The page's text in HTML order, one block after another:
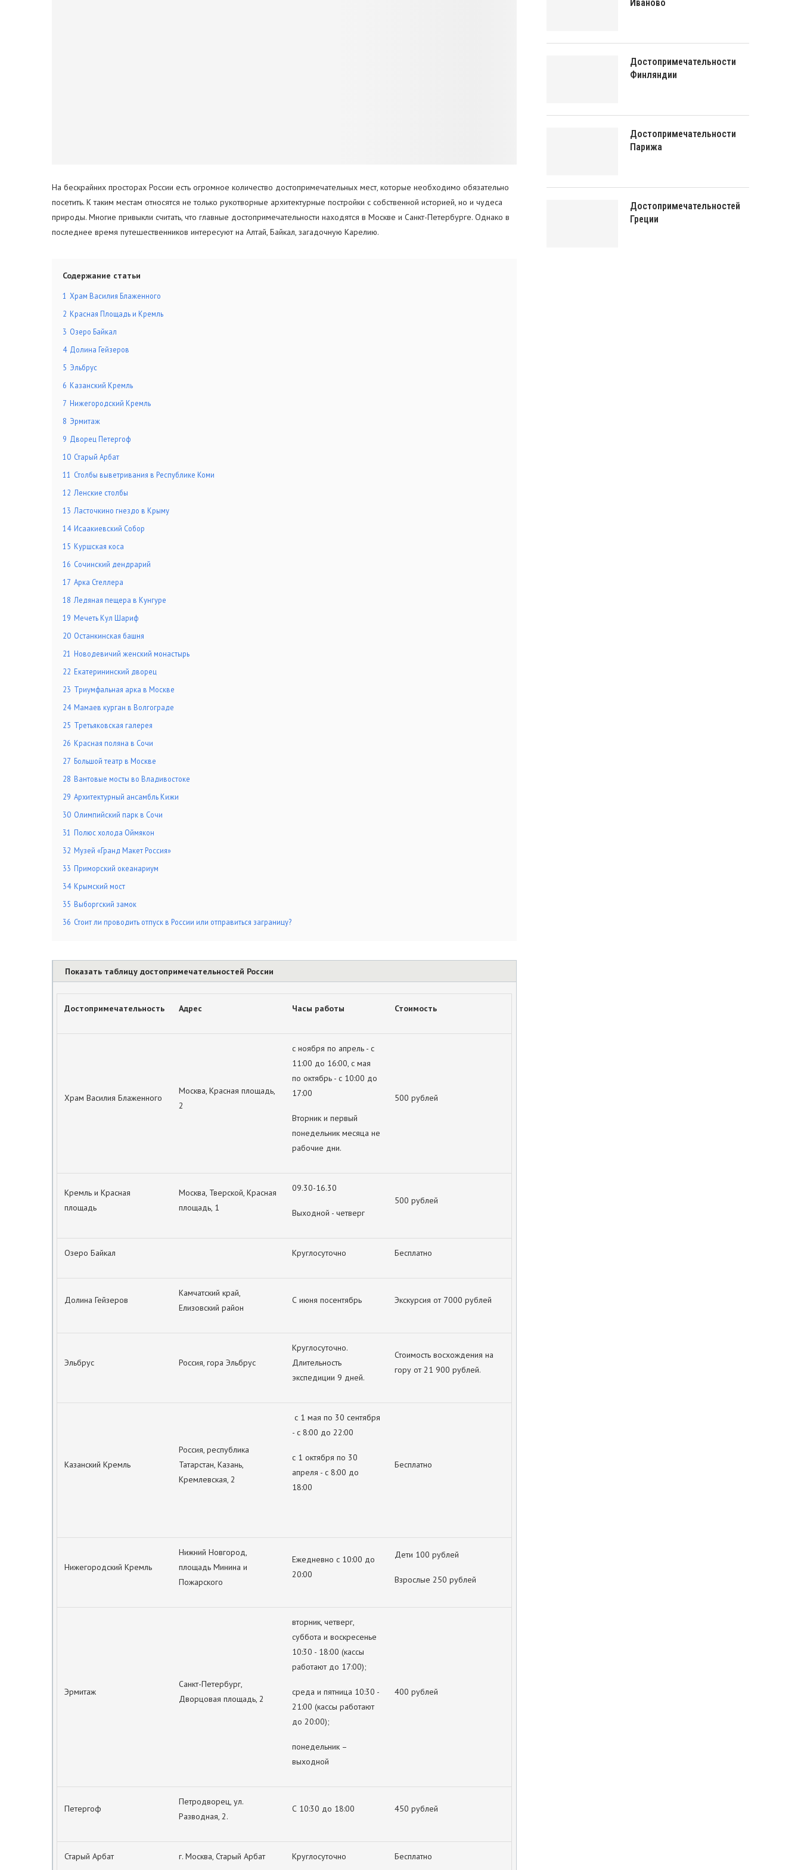
На бескрайних просторах России есть огромное количество достопримечательных мест, которые необходимо обязательно
посетить. К таким местам относятся не только рукотворные архитектурные постройки с собственной историей, но и чудеса
природы. Многие привыкли считать, что главные достопримечательности находятся в Москве и Санкт-Петербурге. Однако в
последнее время путешественников интересуют на Алтай, Байкал, загадочную Карелию.
Содержание статьи
1 Храм Василия Блаженного
2 Красная Площадь и Кремль
3 Озеро Байкал
4 Долина Гейзеров
5 Эльбрус
6 Казанский Кремль
7 Нижегородский Кремль
8 Эрмитаж
9 Дворец Петергоф
10 Старый Арбат
11 Столбы выветривания в Республике Коми
12 Ленские столбы
13 Ласточкино гнездо в Крыму
14 Исаакиевский Собор
15 Куршская коса
16 Сочинский дендрарий
17 Арка Стеллера​
18 Ледяная пещера в Кунгуре
19 Мечеть Кул Шариф
20 Останкинская башня
21 Новодевичий женский монастырь
22 Екатерининский дворец
23 Триумфальная арка в Москве
24 Мамаев курган в Волгограде
25 Третьяковская галерея
26 Красная поляна в Сочи
27 Большой театр в Москве
28 Вантовые мосты во Владивостоке
29 Архитектурный ансамбль Кижи
30 Олимпийский парк в Сочи
31 Полюс холода Оймякон
32 Музей «Гранд Макет Россия»
33 Приморский океанариум
34 Крымский мост
35 Выборгский замок
36 Стоит ли проводить отпуск в России или отправиться заграницу?
Показать таблицу достопримечательностей России
Достопримечательность Адрес Часы работы Стоимость
Храм Василия Блаженного
Москва, Красная площадь,
2
с ноября по апрель - с
11:00 до 16:00, с мая
по октябрь - с 10:00 до
17:00
Вторник и первый
понедельник месяца не
рабочие дни.
500 рублей
Кремль и Красная
площадь
Москва, Тверской, Красная
площадь, 1
09.30-16.30
Выходной - четверг
500 рублей
Озеро Байкал Круглосуточно Бесплатно
Долина Гейзеров
Камчатский край,
Елизовский район
С июня посентябрь Экскурсия от 7000 рублей
Эльбрус Россия, гора Эльбрус
Круглосуточно.
Длительность
экспедиции 9 дней.
Стоимость восхождения на
гору от 21 900 рублей.
Казанский Кремль
Россия, республика
Татарстан, Казань,
Кремлевская, 2
с 1 мая по 30 сентября
- с 8:00 до 22:00
с 1 октября по 30
апреля - с 8:00 до
18:00
Бесплатно
Нижегородский Кремль
Нижний Новгород,
площадь Минина и
Пожарского
Ежедневно с 10:00 до
20:00
Дети 100 рублей
Взрослые 250 рублей
Эрмитаж
Санкт-Петербург,
Дворцовая площадь, 2
вторник, четверг,
суббота и воскресенье
10:30 - 18:00 (кассы
работают до 17:00);
среда и пятница 10:30 -
21:00 (кассы работают
до 20:00);
понедельник –
выходной
400 рублей
Петергоф
Петродворец, ул.
Разводная, 2.
С 10:30 до 18:00 450 рублей
Старый Арбат г. Москва, Старый Арбат Круглосуточно Бесплатно
Иваново
Достопримечательности
Финляндии
Достопримечательности
Парижа
Достопримечательностей
Греции